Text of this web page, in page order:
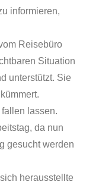
informieren,
Reisebüro
Situation
unterstützt. Sie
lassen.
da nun
gesucht werden
herausstellte